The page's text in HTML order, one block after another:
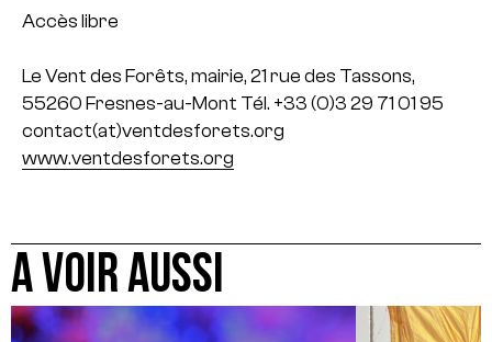
Accès libre
Le Vent des Forêts, mairie, 21 rue des Tassons,
55260 Fresnes-au-Mont Tél. +33 (0)3 29 71 01 95
contact(at)ventdesforets.org
www.ventdesforets.org
A VOIR AUSSI